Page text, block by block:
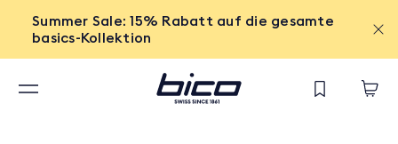
Summer Sale: 15% Rabatt auf die gesamte
basics-Kollektion